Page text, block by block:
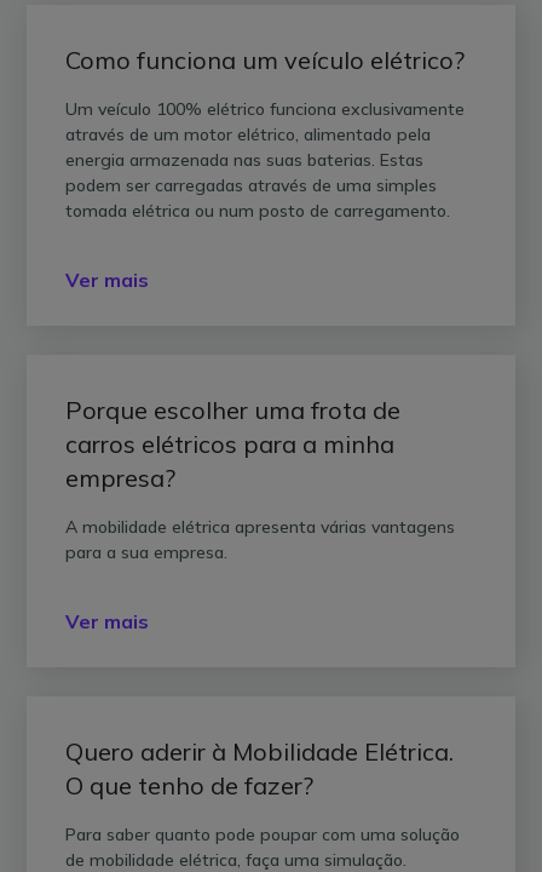
Como funciona um veículo elétrico?
Um veículo 100% elétrico funciona exclusivamente
através de um motor elétrico, alimentado pela
energia armazenada nas suas baterias. Estas
podem ser carregadas através de uma simples
tomada elétrica ou num posto de carregamento.
Ver mais
Porque escolher uma frota de
carros elétricos para a minha
empresa?
A mobilidade elétrica apresenta várias vantagens
para a sua empresa.
Ver mais
Quero aderir à Mobilidade Elétrica.
O que tenho de fazer?
Para saber quanto pode poupar com uma solução
de mobilidade elétrica, faça uma simulação.